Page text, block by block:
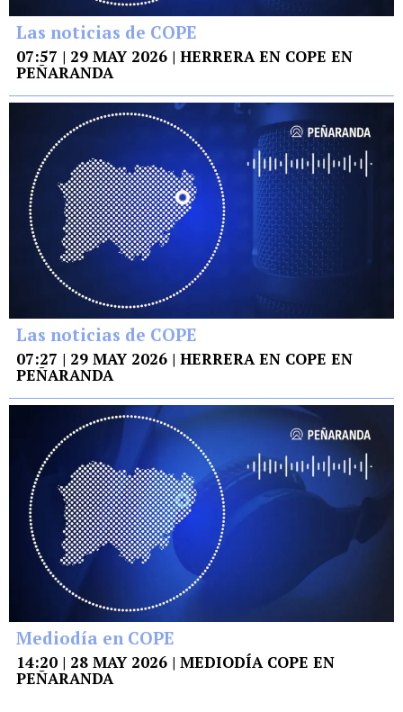
Las noticias de COPE
07:57 | 29 MAY 2026 | HERRERA EN COPE EN
PEÑARANDA
Las noticias de COPE
07:27 | 29 MAY 2026 | HERRERA EN COPE EN
PEÑARANDA
Mediodía en COPE
14:20 | 28 MAY 2026 | MEDIODÍA COPE EN
PEÑARANDA